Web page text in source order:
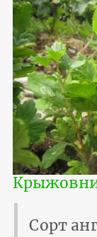
Сорт